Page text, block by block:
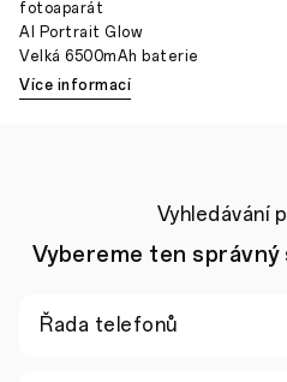
fotoaparát
AI Portrait Glow
Velká 6500mAh baterie
Více informací
Vyhledávání
Vybereme ten
Řada telefonů